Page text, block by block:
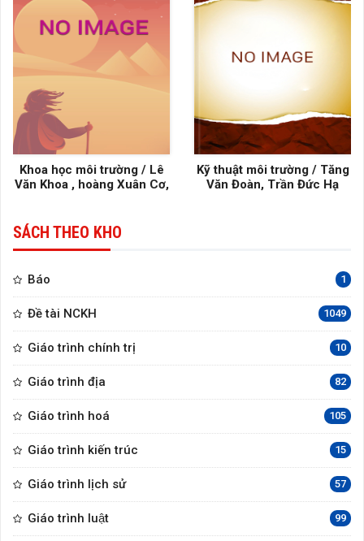
Khoa học môi trường / Lê
Văn Khoa , hoàng Xuân Cơ,
Kỹ thuật môi trường / Tăng
Văn Đoàn, Trần Đức Hạ
SÁCH THEO KHO
Báo 1
Đề tài NCKH 1049
Giáo trình chính trị 10
Giáo trình địa 82
Giáo trình hoá 105
Giáo trình kiến trúc 15
Giáo trình lịch sử 57
Giáo trình luật 99